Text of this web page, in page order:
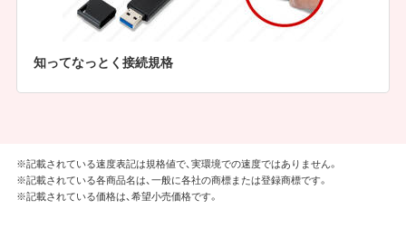
知ってなっとく接続規格
※記載されている速度表記は規格値で、実環境での速度ではありません。
※記載されている各商品名は、一般に各社の商標または登録商標です。
※記載されている価格は、希望小売価格です。